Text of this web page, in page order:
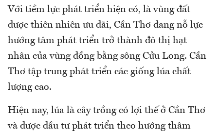
Với tiềm lực phát triển hiện có, là vùng đất
được thiên nhiên ưu đãi, Cần Thơ đang nỗ lực
hướng tâm phát triển trở thành đô thị hạt
nhân của vùng đồng bằng sông Cửu Long. Cần
Thơ tập trung phát triển các giống lúa chất
lượng cao.
Hiện nay, lúa là cây trồng có lợi thế ở Cần Thơ
và được đầu tư phát triển theo hướng thâm